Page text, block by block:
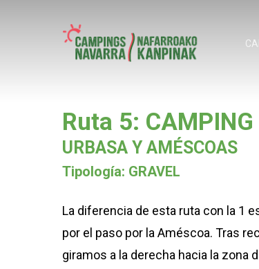
Pulse enter para buscar o ESC para
Ruta 5:
URBASA Y AMÉSCOAS
Tipología: GRAVEL
La diferencia de esta ruta con la 1
por el paso por la Améscoa. Tras
giramos a la derecha hacia la zona